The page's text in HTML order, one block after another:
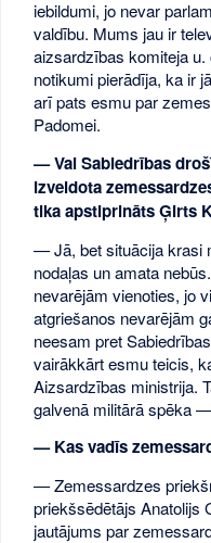
iebildumi, jo nevar
valdību. Mums jau ir
aizsardzības komiteja
notikumi pierādīja, ka ir
arī pats esmu par
Padomei.
— Vai Sabiedrības
izveidota
tika apstiprināts Ģirts
— Jā, bet situācija krasi
nodaļas un amata
nevarējām vienoties, jo
atgriešanos nevarējām
neesam pret
vairākkārt esmu teicis,
Aizsardzības ministrija.
galvenā militārā spēka
— Kas vadīs
— Zemessardzes
priekšsēdētājs Anatolijs
jautājums par